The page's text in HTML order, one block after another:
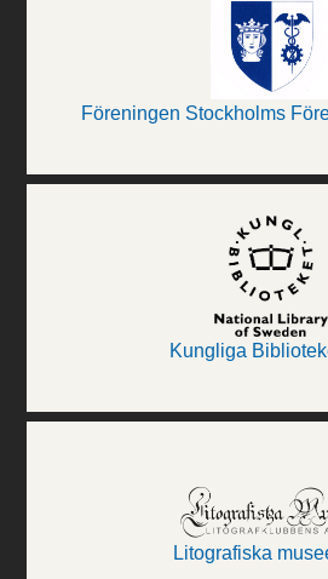
Föreningen Stockholms
Kungliga
Litografiska